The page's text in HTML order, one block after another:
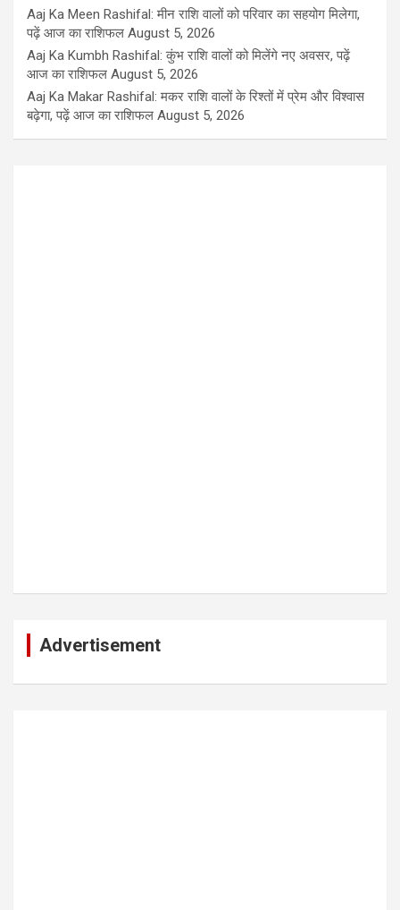
Aaj Ka Meen Rashifal: मीन राशि वालों को परिवार का सहयोग मिलेगा,
पढ़ें आज का राशिफल August 5, 2026
Aaj Ka Kumbh Rashifal: कुंभ राशि वालों को मिलेंगे नए अवसर, पढ़ें
आज का राशिफल August 5, 2026
Aaj Ka Makar Rashifal: मकर राशि वालों के रिश्तों में प्रेम और विश्वास
बढ़ेगा, पढ़ें आज का राशिफल August 5, 2026
Advertisement